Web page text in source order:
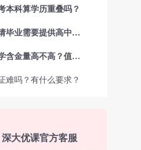
本科算学历重叠吗？
自考大专申请毕业需要提供高中毕业证吗？
广东开放大学含金量高不高？值得报考吗？
难吗？有什么要求？
深大优课官方客服